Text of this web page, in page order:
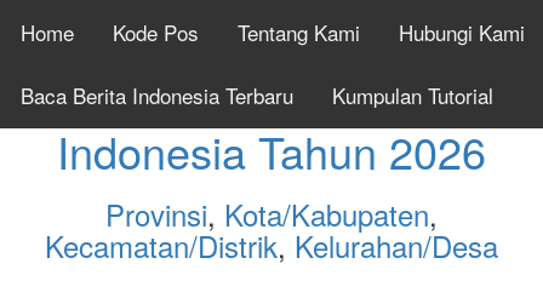
Home Kode Pos Tentang Kami Hubungi Kami
Baca Berita Indonesia Terbaru Kumpulan Tutorial
Cek Kode Pos Seluruh
Indonesia Tahun 2026
Provinsi, Kota/Kabupaten,
Kecamatan/Distrik, Kelurahan/Desa